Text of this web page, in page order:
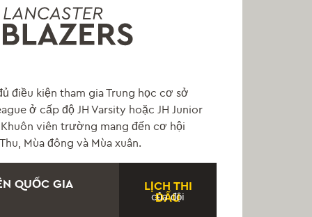
điều kiện tham gia Trung học cơ sở
ở cấp độ JH Varsity hoặc JH Junior
viên trường mang đến cơ hội
Mùa đông và Mùa xuân.
QUỐC GIA
LỊCH THI
ĐẤU
của đội